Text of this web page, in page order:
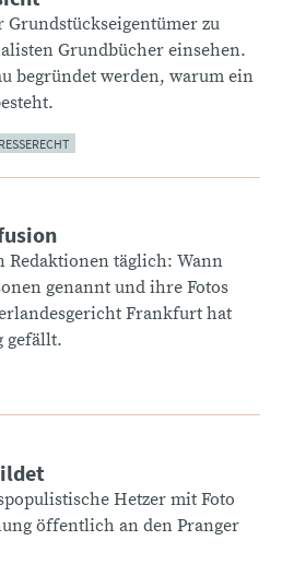
zu
Grundbücher einsehen.
begründet werden, warum ein
Redaktionen täglich: Wann
genannt und ihre Fotos
Frankfurt hat
gefällt.
Hetzer mit Foto
öffentlich an den Pranger